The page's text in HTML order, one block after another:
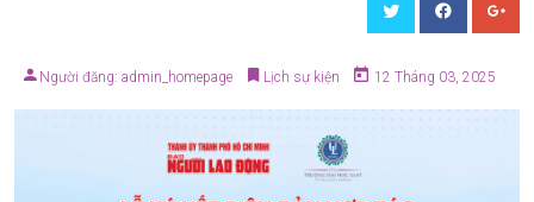
Người đăng: admin_homepage Lịch sự kiện 12 Tháng 03, 2025